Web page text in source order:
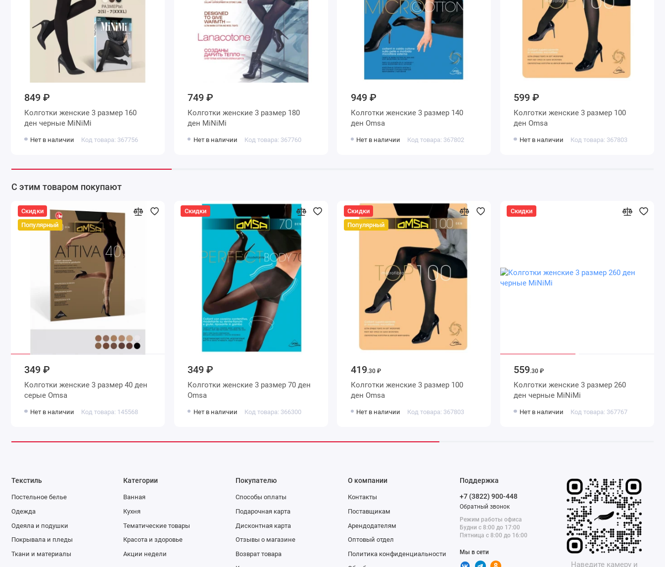
849 ₽
Колготки женские 3 размер 160
ден черные MiNiMi
Нет в наличии Код товара: 367756
749 ₽
Колготки женские 3 размер 180
ден MiNiMi
Нет в наличии Код товара: 367760
949 ₽
Колготки женские 3 размер 140
ден Omsa
Нет в наличии Код товара: 367802
599 ₽
Колготки женские 3 размер 100
ден Omsa
Нет в наличии Код товара: 367803
С этим товаром покупают
Скидки
Популярный
349 ₽
Колготки женские 3 размер 40 ден
серые Omsa
Нет в наличии Код товара: 145568
Скидки
349 ₽
Колготки женские 3 размер 70 ден
Omsa
Нет в наличии Код товара: 366300
Скидки
Популярный
419.30 ₽
Колготки женские 3 размер 100
ден Omsa
Нет в наличии Код товара: 367803
Скидки
559.30 ₽
Колготки женские 3 размер 260
ден черные MiNiMi
Нет в наличии Код товара: 367767
Текстиль
Постельное белье
Одежда
Одеяла и подушки
Покрывала и пледы
Ткани и материалы
Категории
Ванная
Кухня
Тематические товары
Красота и здоровье
Акции недели
Покупателю
Способы оплаты
Подарочная карта
Дисконтная карта
Отзывы о магазине
Возврат товара
О компании
Контакты
Поставщикам
Арендодателям
Оптовый отдел
Политика конфиденциальности
Поддержка
+7 (3822) 900-448
Обратный звонок
Режим работы офиса
Будни с 8:00 до 17:00
Пятница с 8:00 до 16:00
Мы в сети
Наведите камеру и